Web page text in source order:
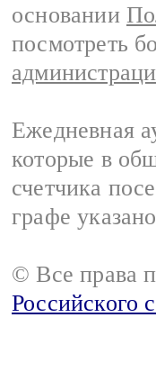
основании
посмотреть
Ежедневная
которые в
счетчика
графе
© Все права
Российского